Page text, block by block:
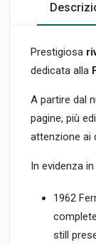
Prestigiosa
dedicata alla
A partire dal
pagine, più
attenzione ai
In evidenza
1962
still